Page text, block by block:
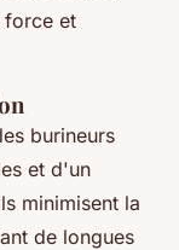
force et
burineurs
et d'un
minimisent la
de longues